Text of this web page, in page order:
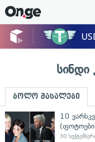
ბოლო მასალები
10
30